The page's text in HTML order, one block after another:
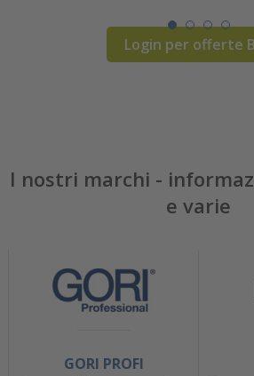
Login per offerte
I nostri marchi -
e varie
GORI PROFI